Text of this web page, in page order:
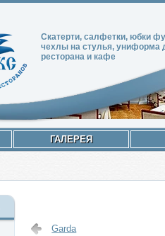
Скатерти, салфетки, юбки
чехлы на стулья, униформа
ресторана и кафе
ГАЛЕРЕЯ
Garda